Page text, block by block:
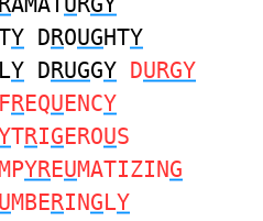
Y DROUGHTY
Y DRUGGY DURGY
REQUENCY
TRIGEROUS
YREUMATIZING
UMBERINGLY